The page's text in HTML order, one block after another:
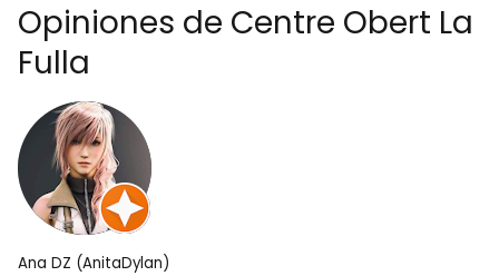
Opiniones de Centre Obert La
Fulla
Ana DZ (AnitaDylan)